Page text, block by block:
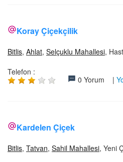
Koray Çiçekçilik
Bitlis, Ahlat, Selçuklu Mahallesi,
Telefon :
0 Yorum |
Kardelen Çiçek
Bitlis, Tatvan, Sahil Mahallesi, Yeni